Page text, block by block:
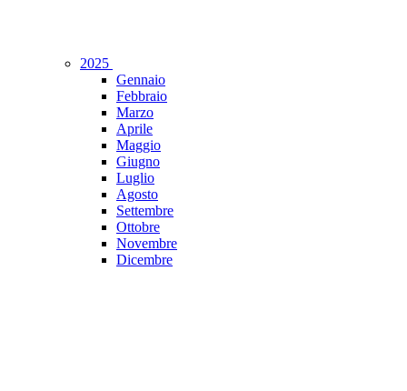
2025
Gennaio
Febbraio
Marzo
Aprile
Maggio
Giugno
Luglio
Agosto
Settembre
Ottobre
Novembre
Dicembre